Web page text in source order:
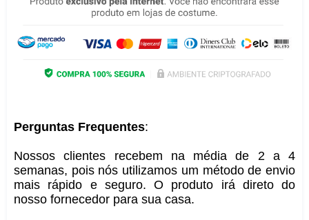
Perguntas Frequentes:
Nossos clientes recebem na média de 2 a 4
semanas, pois nós utilizamos um método de envio
mais rápido e seguro. O produto irá direto do
nosso fornecedor para sua casa.